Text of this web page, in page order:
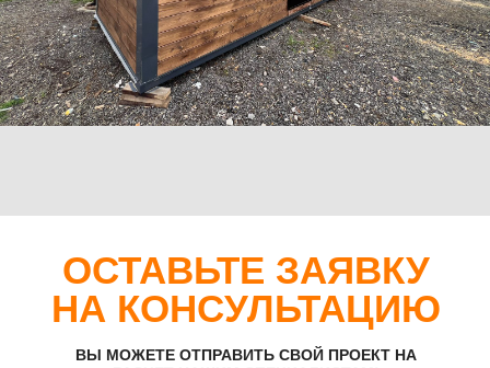
Навигация
Посты охраны КПП
Телефон:
+7 (995) 506-65-05
+7 (926) 888-50-50
box-modul24@yandex.ru
Контакты
Доставка